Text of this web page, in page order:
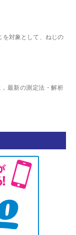
を対象として、ねじの
，最新の測定法・解析